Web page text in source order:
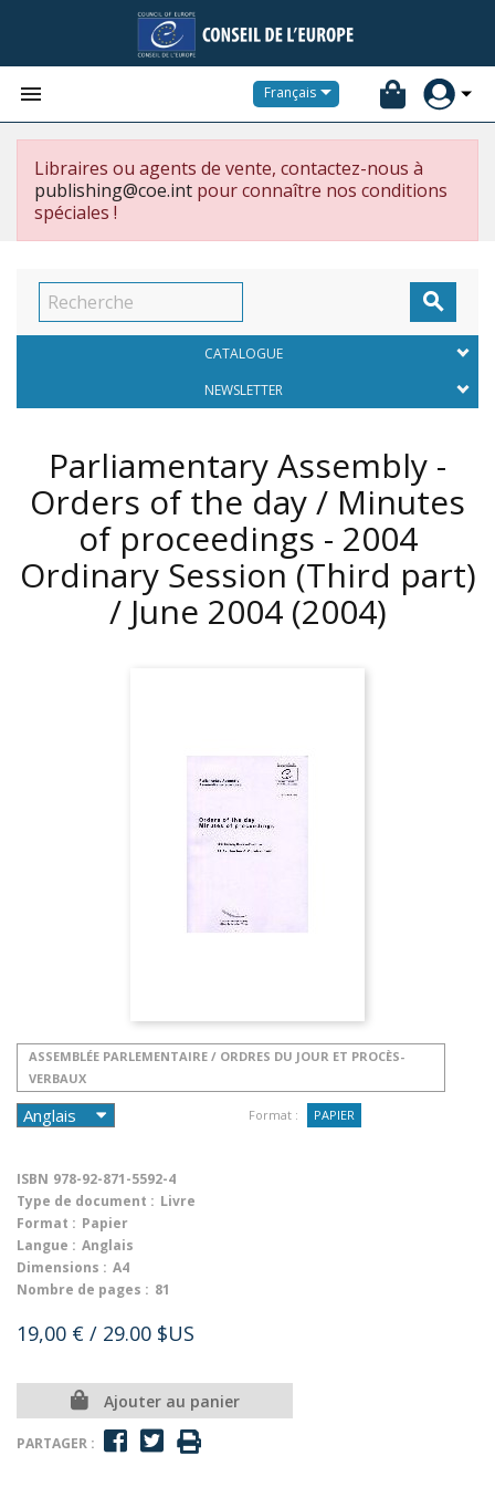
 Français
Libraires ou agents de vente, contactez-nous à
publishing@coe.int pour connaître nos conditions
spéciales !

CATALOGUE
NEWSLETTER
Parliamentary Assembly -
Orders of the day / Minutes
of proceedings - 2004
Ordinary Session (Third part)
/ June 2004 (2004)
ASSEMBLÉE PARLEMENTAIRE / ORDRES DU JOUR ET PROCÈS-
VERBAUX
Format : PAPIER
ISBN 978-92-871-5592-4
Type de document : Livre
Format : Papier
Langue : Anglais
Dimensions : A4
Nombre de pages : 81
19,00 € / 29.00 $US
Ajouter au panier
PARTAGER :